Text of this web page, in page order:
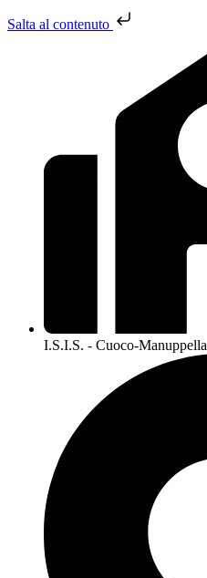
Salta al contenuto
I.S.I.S. - Cuoco-Manuppella